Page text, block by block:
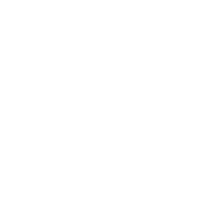
していくことを目指します。